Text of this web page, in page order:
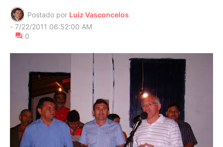
Postado por Luiz Vasconcelos
- 7/22/2011 06:52:00 AM
0